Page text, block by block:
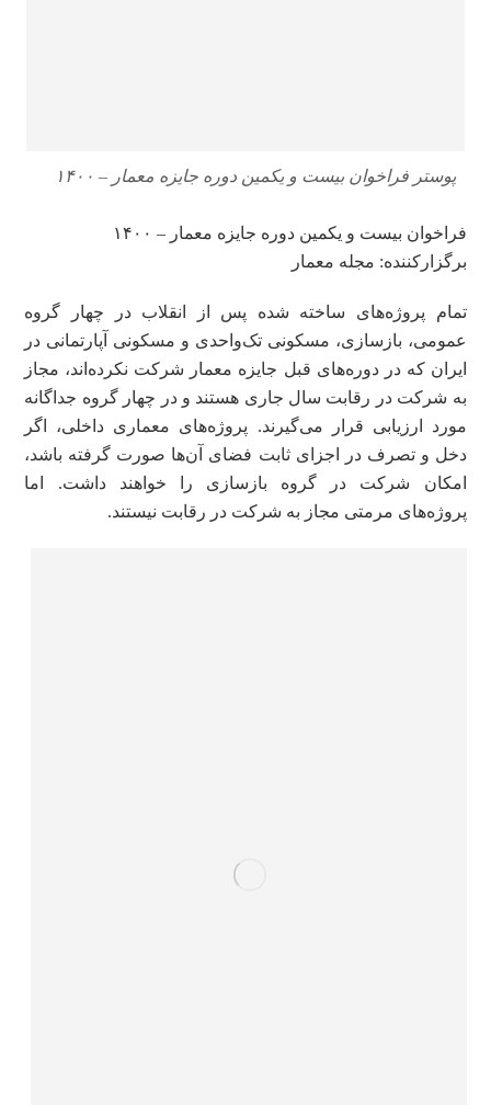
پوستر فراخوان بیست و یکمین دوره جایزه معمار – ۱۴۰۰
فراخوان بیست و یکمین دوره جایزه معمار – ۱۴۰۰
برگزارکننده: مجله معمار
تمام پروژه‌‌های ساخته‌ شده پس از انقلاب در چهار گروه
عمومی، بازسازی، مسکونی تک‌‌واحدی و مسکونی آپارتمانی در
ایران که در دوره‌‌های قبل جایزه معمار شرکت نکرده‌اند، مجاز
به شرکت در رقابت سال جاری هستند و در چهار گروه جداگانه
مورد ارزیابی قرار می‌‌گیرند. پروژه‌‌های معماری داخلی، اگر
دخل و تصرف در اجزای ثابت فضای آن‌ها صورت گرفته باشد،
امکان شرکت در گروه بازسازی را خواهند داشت. اما
پروژه‌‌های مرمتی مجاز به شرکت در رقابت نیستند.